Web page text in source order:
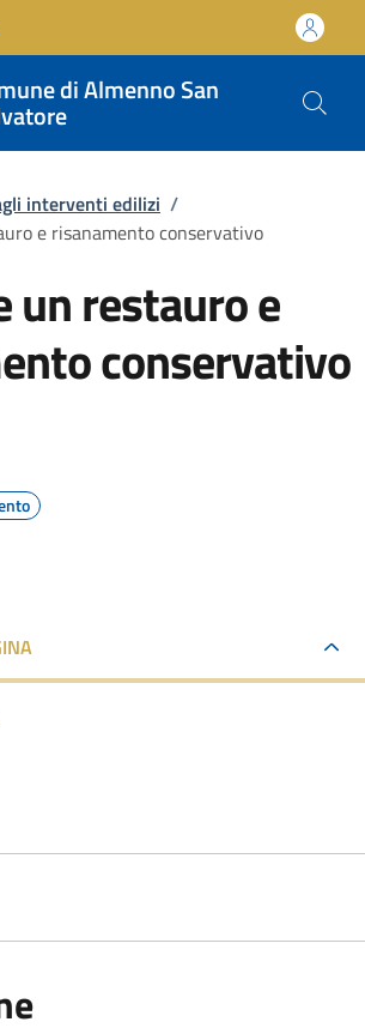
di Almenno San
pane
interventi edilizi /
e risanamento conservativo
un restauro e
conservativo